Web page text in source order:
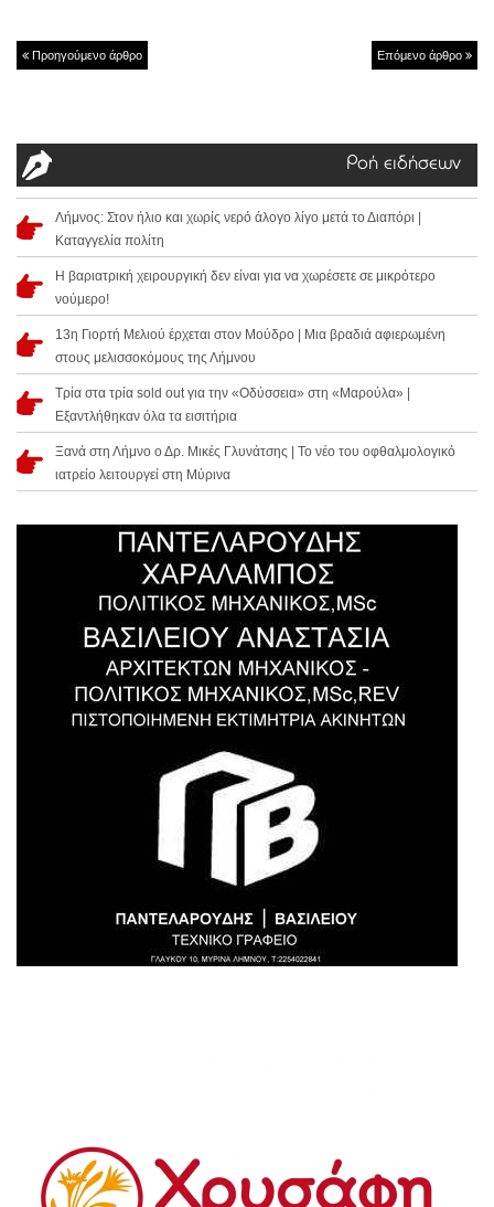
Προηγούμενο άρθρο Επόμενο άρθρο
Ροή ειδήσεων
Λήμνος: Στον ήλιο και χωρίς νερό άλογο λίγο μετά το Διαπόρι |
Καταγγελία πολίτη
Η βαριατρική χειρουργική δεν είναι για να χωρέσετε σε μικρότερο
νούμερο!
13η Γιορτή Μελιού έρχεται στον Μούδρο | Μια βραδιά αφιερωμένη
στους μελισσοκόμους της Λήμνου
Τρία στα τρία sold out για την «Οδύσσεια» στη «Μαρούλα» |
Εξαντλήθηκαν όλα τα εισιτήρια
Ξανά στη Λήμνο ο Δρ. Μικές Γλυνάτσης | Το νέο του οφθαλμολογικό
ιατρείο λειτουργεί στη Μύρινα